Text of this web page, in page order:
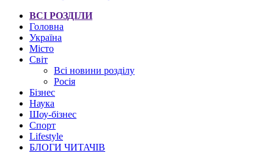
ВСІ РОЗДІЛИ
Головна
Україна
Місто
Світ
Всі новини розділу
Росія
Бізнес
Наука
Шоу-бізнес
Спорт
Lifestyle
БЛОГИ ЧИТАЧІВ